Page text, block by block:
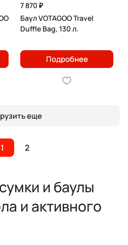
7 870 ₽
Баул VOTAGOO Travel
Duffle Bag, 130 л.
Подробнее
еще
1 2
и баулы
и активного